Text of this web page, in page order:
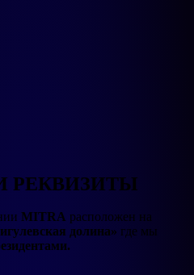
РЕКВИЗИТЫ
MITRA расположен на
долина» где мы